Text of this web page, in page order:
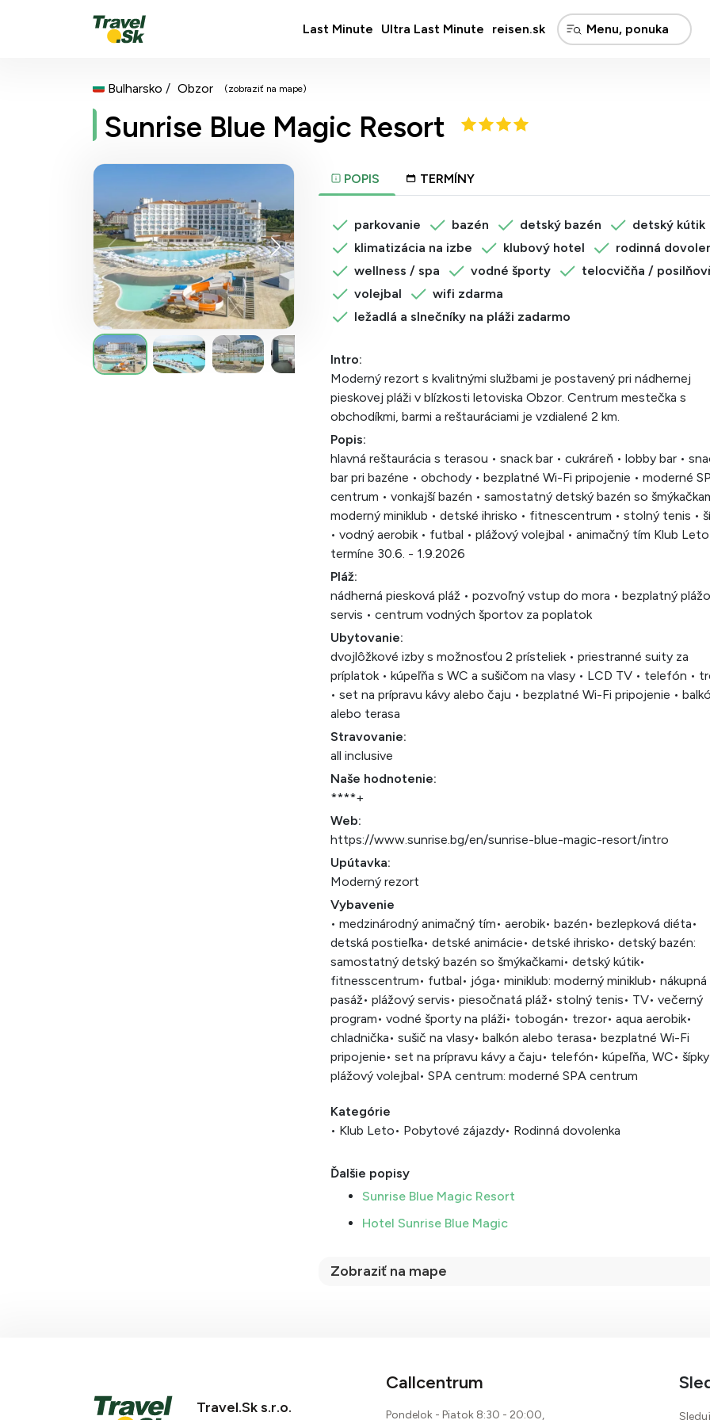
Last Minute Ultra Last Minute reisen.sk
Bulharsko Obzor (zobraziť na mape)
Sunrise Blue Magic Resort
POPIS TERMÍNY
parkovanie bazén detský bazén
detský kútik
klimatizácia na izbe
klubový hotel
rodinná
wellness / spa
vodné športy
telocvičňa /
volejbal
wifi zdarma
ležadlá a slnečníky na pláži zadarmo
Intro:
Moderný rezort s kvalitnými službami je postavený pri nádhernej
pieskovej pláži v blízkosti letoviska Obzor. Centrum mestečka s
obchodíkmi, barmi a reštauráciami je vzdialené 2 km.
Popis:
hlavná reštaurácia s terasou • snack bar • cukráreň • lobby bar •
bar pri bazéne • obchody • bezplatné Wi-Fi pripojenie • moderné
centrum • vonkajší bazén • samostatný detský bazén so
moderný miniklub • detské ihrisko • fitnescentrum • stolný tenis •
• vodný aerobik • futbal • plážový volejbal • animačný tím Klub
termíne 30.6. - 1.9.2026
Pláž:
nádherná piesková pláž • pozvoľný vstup do mora • bezplatný
servis • centrum vodných športov za poplatok
Ubytovanie:
dvojlôžkové izby s možnosťou 2 prísteliek • priestranné suity za
príplatok • kúpeľňa s WC a sušičom na vlasy • LCD TV • telefón •
• set na prípravu kávy alebo čaju • bezplatné Wi-Fi pripojenie •
alebo terasa
Stravovanie:
all inclusive
Naše hodnotenie:
****+
Web:
https://www.sunrise.bg/en/sunrise-blue-magic-resort/intro
Upútavka:
Moderný rezort
Vybavenie
• medzinárodný animačný tím• aerobik• bazén• bezlepková diéta•
detská postieľka• detské animácie• detské ihrisko• detský bazén:
samostatný detský bazén so šmýkačkami• detský kútik•
fitnesscentrum• futbal• jóga• miniklub: moderný miniklub• nákupná
pasáž• plážový servis• piesočnatá pláž• stolný tenis• TV• večerný
program• vodné športy na pláži• tobogán• trezor• aqua aerobik•
chladnička• sušič na vlasy• balkón alebo terasa• bezplatné Wi-Fi
pripojenie• set na prípravu kávy a čaju• telefón• kúpeľňa, WC• šípky
plážový volejbal• SPA centrum: moderné SPA centrum
Kategórie
• Klub Leto• Pobytové zájazdy• Rodinná dovolenka
Ďalšie popisy
Sunrise Blue Magic Resort
Hotel Sunrise Blue Magic
Zobraziť na mape
Travel.Sk s.r.o.
Callcentrum
Pondelok - Piatok 8:30 - 20:00,